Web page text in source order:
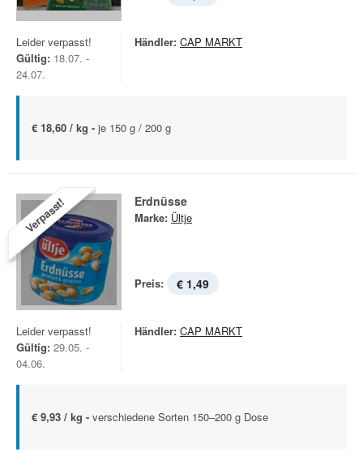
Leider verpasst!
Gültig: 18.07. -
24.07.
Händler: CAP MARKT
€ 18,60 / kg - je 150 g / 200 g
Verpasst! Erdnüsse
Marke: Ültje
Preis: € 1,49
Leider verpasst!
Gültig: 29.05. -
04.06.
Händler: CAP MARKT
€ 9,93 / kg - verschiedene Sorten 150–200 g Dose